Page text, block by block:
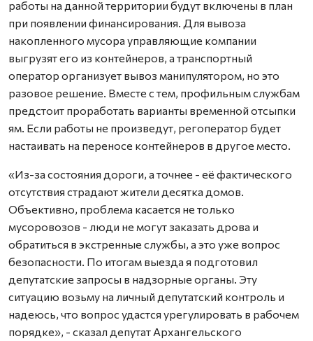
работы на данной территории будут включены в план
при появлении финансирования. Для вывоза
накопленного мусора управляющие компании
выгрузят его из контейнеров, а транспортный
оператор организует вывоз манипулятором, но это
разовое решение. Вместе с тем, профильным службам
предстоит проработать варианты временной отсыпки
ям. Если работы не произведут, регоператор будет
настаивать на переносе контейнеров в другое место.
«Из-за состояния дороги, а точнее - её фактического
отсутствия страдают жители десятка домов.
Объективно, проблема касается не только
мусоровозов - люди не могут заказать дрова и
обратиться в экстренные службы, а это уже вопрос
безопасности. По итогам выезда я подготовил
депутатские запросы в надзорные органы. Эту
ситуацию возьму на личный депутатский контроль и
надеюсь, что вопрос удастся урегулировать в рабочем
порядке», - сказал депутат Архангельского